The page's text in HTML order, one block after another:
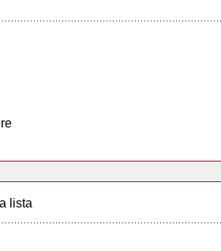
lista